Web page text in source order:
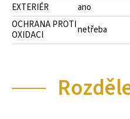
EXTERIÉR
ano
OCHRANA PROTI
OXIDACI
netřeba